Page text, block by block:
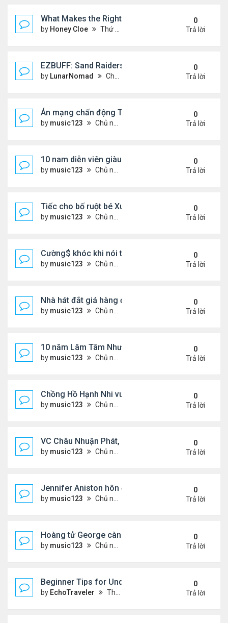
What Makes the Right Retail POS Matter?
by Honey Cloe Thứ 2 Tháng 8 03, 2026 10:35 am
0
Trả lời
EZBUFF: Sand Raiders of Sophie Farming
by LunarNomad Chủ nhật Tháng 8 02, 2026 11:33 pm
0
Trả lời
Án mạng chấn động Thái lan: hai chị em người
by music123 Chủ nhật Tháng 8 02, 2026 6:43 pm
0
Trả lời
10 nam diễn viên giàu nhất Trung Quốc 2026
by music123 Chủ nhật Tháng 8 02, 2026 6:39 pm
0
Trả lời
Tiếc cho bố ruột bé Xuân Mai ở Mỹ
by music123 Chủ nhật Tháng 8 02, 2026 6:33 pm
0
Trả lời
Cường$ khóc khi nói thật về hôn nhân
by music123 Chủ nhật Tháng 8 02, 2026 6:28 pm
0
Trả lời
Nhà hát đắt giá hàng đầu tg ở VN
by music123 Chủ nhật Tháng 8 02, 2026 6:20 pm
0
Trả lời
10 năm Lâm Tâm Như - Hoắc Kiến Hoa
by music123 Chủ nhật Tháng 8 02, 2026 6:11 pm
0
Trả lời
Chồng Hồ Hạnh Nhi vui vẻ ôm người cũ của vợ
by music123 Chủ nhật Tháng 8 02, 2026 6:05 pm
0
Trả lời
VC Châu Nhuận Phát, Lưu Gia Linh viếng vợ cũ ..
by music123 Chủ nhật Tháng 8 02, 2026 6:00 pm
0
Trả lời
Jennifer Aniston hôn đắm đuối bạn trai trên du
by music123 Chủ nhật Tháng 8 02, 2026 5:54 pm
0
Trả lời
Hoàng tử George càng lớn càng điển trai
by music123 Chủ nhật Tháng 8 02, 2026 5:47 pm
0
Trả lời
Beginner Tips for Understanding Diablo 4 Items
by EchoTraveler Thứ 7 Tháng 8 01, 2026 12:25 am
0
Trả lời